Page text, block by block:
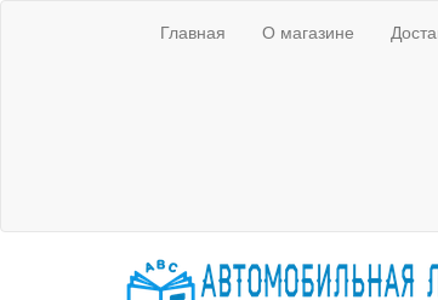
Главная О магазине